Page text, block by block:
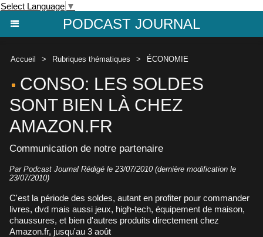
Select Language ▼
PODCAST JOURNAL
Accueil > Rubriques thématiques > ÉCONOMIE
CONSO: LES SOLDES
SONT BIEN LÀ CHEZ
AMAZON.FR
Communication de notre partenaire
Par Podcast Journal Rédigé le 23/07/2010 (dernière modification le
23/07/2010)
C'est la période des soldes, autant en profiter pour commander
livres, dvd mais aussi jeux, high-tech, équipement de maison,
chaussures, et bien d'autres produits directement chez
Amazon.fr, jusqu'au 3 août